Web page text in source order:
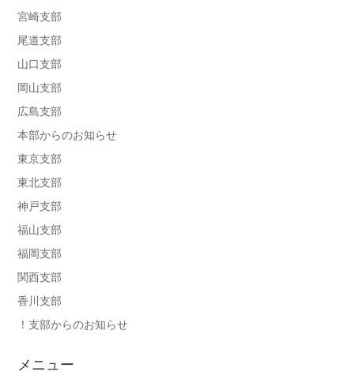
宮崎支部
尾道支部
山口支部
岡山支部
広島支部
本部からのお知らせ
東京支部
東北支部
神戸支部
福山支部
福岡支部
関西支部
香川支部
！支部からのお知らせ
メニュー